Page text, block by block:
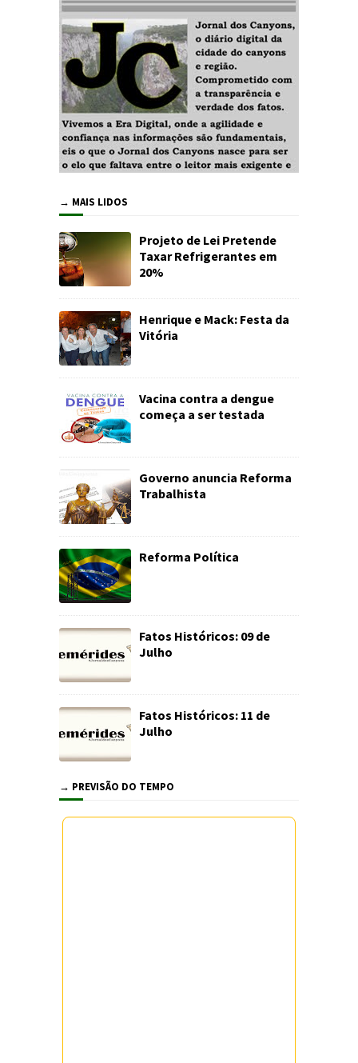
→ MAIS LIDOS
Projeto de Lei Pretende
Taxar Refrigerantes em
20%
Henrique e Mack: Festa da
Vitória
Vacina contra a dengue
começa a ser testada
Governo anuncia Reforma
Trabalhista
Reforma Política
Fatos Históricos: 09 de
Julho
Fatos Históricos: 11 de
Julho
→ PREVISÃO DO TEMPO